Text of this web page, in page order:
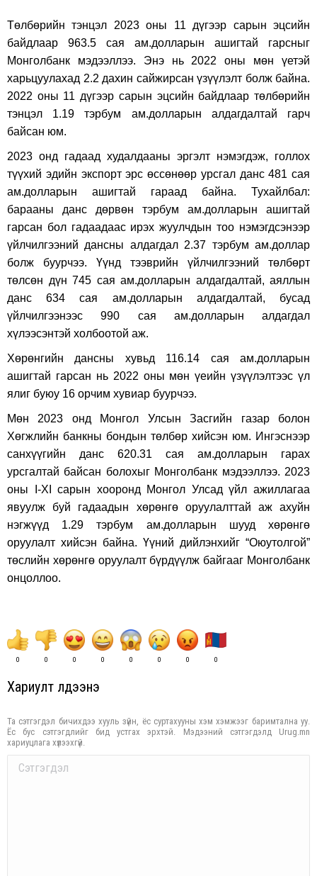
Төлбөрийн тэнцэл 2023 оны 11 дүгээр сарын эцсийн
байдлаар 963.5 сая ам.долларын ашигтай гарсныг
Монголбанк мэдээллээ. Энэ нь 2022 оны мөн үетэй
харьцуулахад 2.2 дахин сайжирсан үзүүлэлт болж байна.
2022 оны 11 дүгээр сарын эцсийн байдлаар төлбөрийн
тэнцэл 1.19 тэрбум ам.долларын алдагдалтай гарч
байсан юм.
2023 онд гадаад худалдааны эргэлт нэмэгдэж, голлох
түүхий эдийн экспорт эрс өссөнөөр урсгал данс 481 сая
ам.долларын ашигтай гараад байна. Тухайлбал:
барааны данс дөрвөн тэрбум ам.долларын ашигтай
гарсан бол гадаадаас ирэх жуулчдын тоо нэмэгдсэнээр
үйлчилгээний дансны алдагдал 2.37 тэрбум ам.доллар
болж буурчээ. Үүнд тээврийн үйлчилгээний төлбөрт
төлсөн дүн 745 сая ам.долларын алдагдалтай, аяллын
данс 634 сая ам.долларын алдагдалтай, бусад
үйлчилгээнээс 990 сая ам.долларын алдагдал
хүлээсэнтэй холбоотой аж.
Хөрөнгийн дансны хувьд 116.14 сая ам.долларын
ашигтай гарсан нь 2022 оны мөн үеийн үзүүлэлтээс үл
ялиг буюу 16 орчим хувиар буурчээ.
Мөн 2023 онд Монгол Улсын Засгийн газар болон
Хөгжлийн банкны бондын төлбөр хийсэн юм. Ингэснээр
санхүүгийн данс 620.31 сая ам.долларын гарах
урсгалтай байсан болохыг Монголбанк мэдээллээ. 2023
оны I-XI сарын хооронд Монгол Улсад үйл ажиллагаа
явуулж буй гадаадын хөрөнгө оруулалттай аж ахуйн
нэгжүүд 1.29 тэрбум ам.долларын шууд хөрөнгө
оруулалт хийсэн байна. Үүний дийлэнхийг “Оюутолгой”
төслийн хөрөнгө оруулалт бүрдүүлж байгааг Монголбанк
онцоллоо.
0 0 0 0 0 0 0 0
Хариулт үлдээнэ үү
Та сэтгэгдэл бичихдээ хууль зүйн, ёс суртахууны хэм хэмжээг баримтална уу.
Ёс бус сэтгэгдлийг бид устгах эрхтэй. Мэдээний сэтгэгдэлд Urug.mn
хариуцлага хүлээхгүй.
Comment